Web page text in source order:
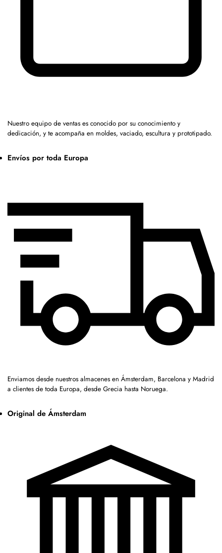
Nuestro equipo de ventas es conocido por su conocimiento y
dedicación, y te acompaña en moldes, vaciado, escultura y prototipado.
Envíos por toda Europa
Enviamos desde nuestros almacenes en Ámsterdam, Barcelona y Madrid
a clientes de toda Europa, desde Grecia hasta Noruega.
Original de Ámsterdam